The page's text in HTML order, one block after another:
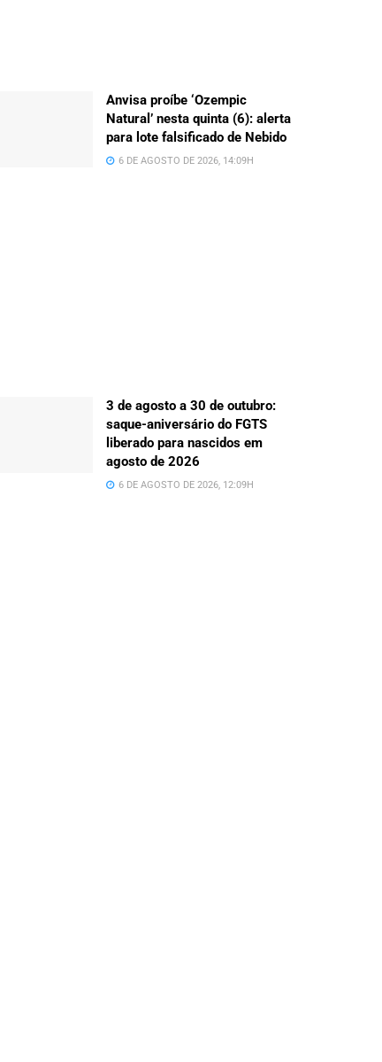
Anvisa proíbe ‘Ozempic
Natural’ nesta quinta (6): alerta
para lote falsificado de Nebido
6 DE AGOSTO DE 2026, 14:09H
3 de agosto a 30 de outubro:
saque-aniversário do FGTS
liberado para nascidos em
agosto de 2026
6 DE AGOSTO DE 2026, 12:09H